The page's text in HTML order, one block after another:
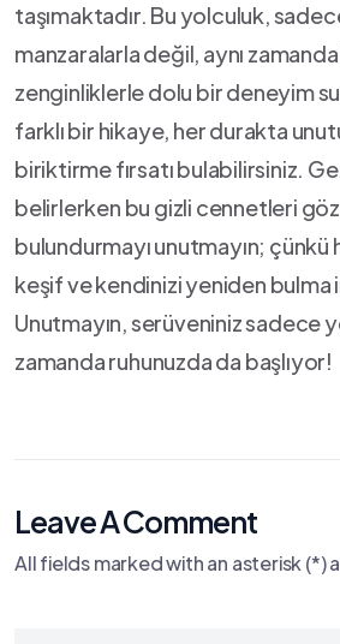
taşımaktadır. Bu yolculuk,
manzaralarla değil, aynı
zenginliklerle dolu bir deneyim
farklı ⁢bir hikaye, her ‍durakta
biriktirme fırsatı bulabilirsiniz.
belirlerken bu gizli​ cennetleri
bulundurmayı⁢ unutmayın;
keşif ve kendinizi yeniden bulma⁤
Unutmayın, serüveniniz sadece
zamanda ruhunuzda da başlıyor!
Leave A Comment
All fields marked with an asterisk (*)